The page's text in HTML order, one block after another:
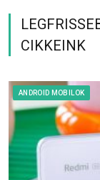
CIKKEINK
ANDROID MOBILOK